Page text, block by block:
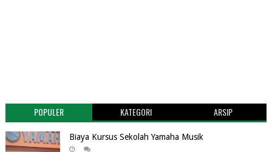
POPULER KATEGORI ARSIP
Biaya Kursus Sekolah Yamaha Musik